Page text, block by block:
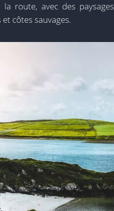
route, avec des
côtes sauvages.